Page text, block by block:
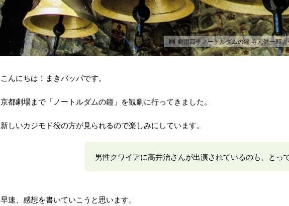
劇団四季ノートルダムの鐘 寺元健一郎
こんにちは！まきバッパです。
京都劇場まで「ノートルダムの鐘」を観劇に行ってきました。
新しいカジモド役の方が見られるので楽しみにしています。
男性クワイアに高井治さんが出演されているのも、とっ
早速、感想を書いていこうと思います。